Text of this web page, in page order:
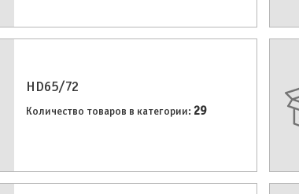
HD65/72
Количество товаров в категории: 29